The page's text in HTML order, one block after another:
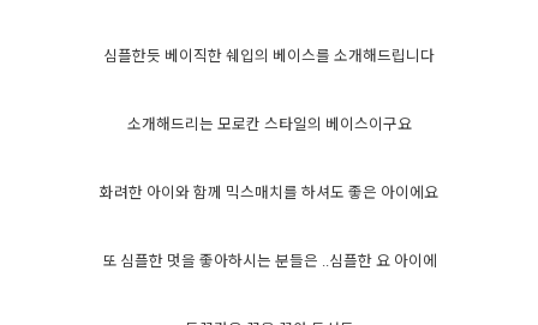
심플한듯 베이직한 쉐입의 베이스를 소개해드립니다
소개해드리는 모로칸 스타일의 베이스이구요
화려한 아이와 함께 믹스매치를 하셔도 좋은 아이에요
또 심플한 멋을 좋아하시는 분들은 ..심플한 요 아이에